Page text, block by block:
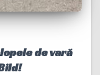
de vară